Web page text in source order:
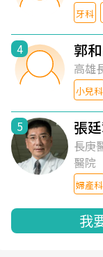
牙科
4 郭
高雄
小兒科
5 張
長庚
醫院
婦產科
我